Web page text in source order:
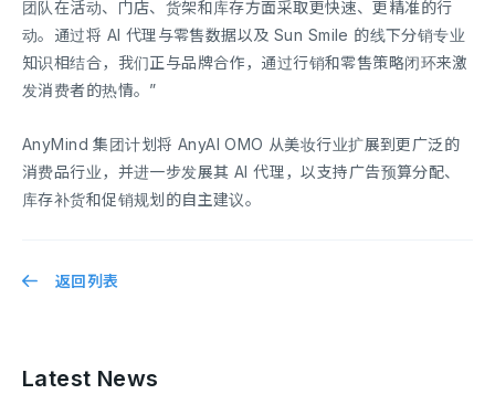
团队在活动、门店、货架和库存方面采取更快速、更精准的行
动。通过将 AI 代理与零售数据以及 Sun Smile 的线下分销专业
知识相结合，我们正与品牌合作，通过行销和零售策略闭环来激
发消费者的热情。”
AnyMind 集团计划将 AnyAI OMO 从美妆行业扩展到更广泛的
消费品行业，并进一步发展其 AI 代理，以支持广告预算分配、
库存补货和促销规划的自主建议。
返回列表
Latest News